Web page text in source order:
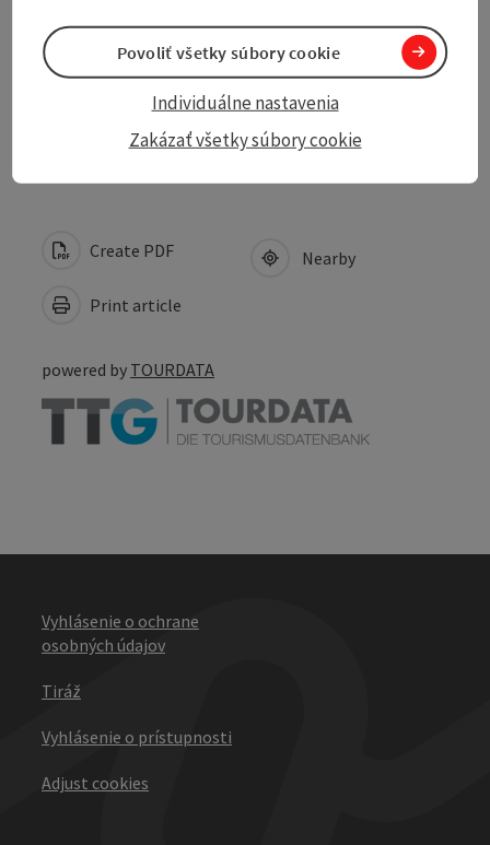
Accessibility
Create PDF
Print article
Nearby
powered by TOURDATA
Vyhlásenie o ochrane
osobných údajov
Tiráž
Vyhlásenie o prístupnosti
Adjust cookies
Zakázať všetky súbory cookie
Individuálne nastavenia
Povoliť všetky súbory cookie